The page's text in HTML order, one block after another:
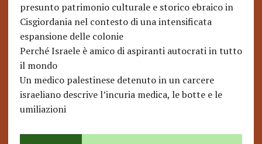
presunto patrimonio culturale e storico ebraico in
Cisgiordania nel contesto di una intensificata
espansione delle colonie
Perché Israele è amico di aspiranti autocrati in tutto
il mondo
Un medico palestinese detenuto in un carcere
israeliano descrive l’incuria medica, le botte e le
umiliazioni